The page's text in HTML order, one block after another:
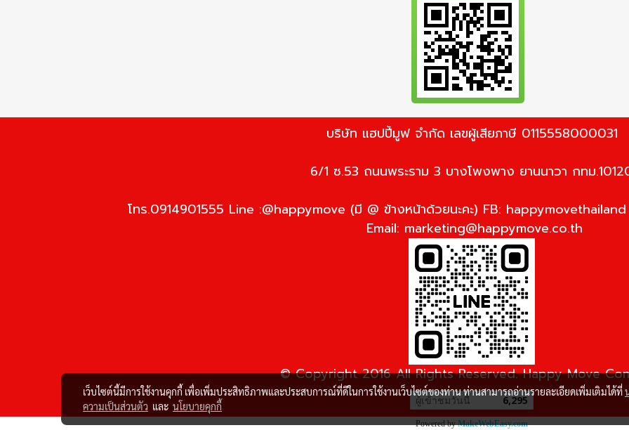
บริษัท แฮปปี้มูฟ จำกัด เลขผู้เสียภาษี 0115558000031
6/1 ซ.53 ถนนพระราม 3 บางโพงพาง ยานนาวา กทม
โทร.0914901555 Line :@happymove (มี @ ข้างหน้าด้วยนะคะ) FB:
Email: marketing@happymove.co.th
© Copyright 2016 All Rights Reserved. Happy Move
ผู้เข้าชมวันนี้ 6,295
Powered byMakeWebEasy.com
เว็บไซต์นี้มีการใช้งานคุกกี้ เพื่อเพิ่มประสิทธิภาพและประสบการณ์ที่ดีในการใช้งานเว็บไซต์ของท่าน ท่านสามารถอ่านรายละเอียดเพิ่มเติมได้ที่
ความเป็นส่วนตัว และ นโยบายคุกกี้